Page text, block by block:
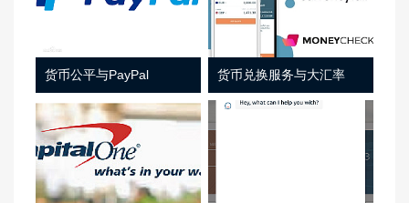
货币公平与PayPal 货币兑换服务与大汇率